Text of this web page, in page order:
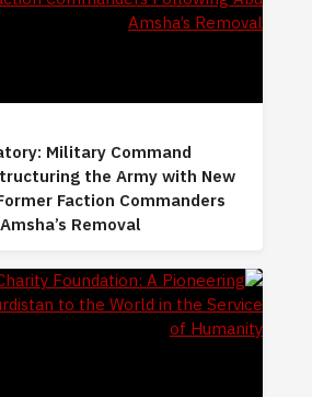
Military Command
the Army with New
Faction Commanders
Removal